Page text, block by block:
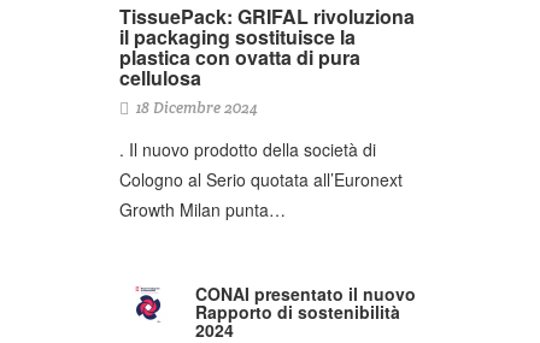
TissuePack: GRIFAL rivoluziona
il packaging sostituisce la
plastica con ovatta di pura
cellulosa
18 Dicembre 2024
. Il nuovo prodotto della società di
Cologno al Serio quotata all’Euronext
Growth Milan punta…
CONAI presentato il nuovo
Rapporto di sostenibilità
2024